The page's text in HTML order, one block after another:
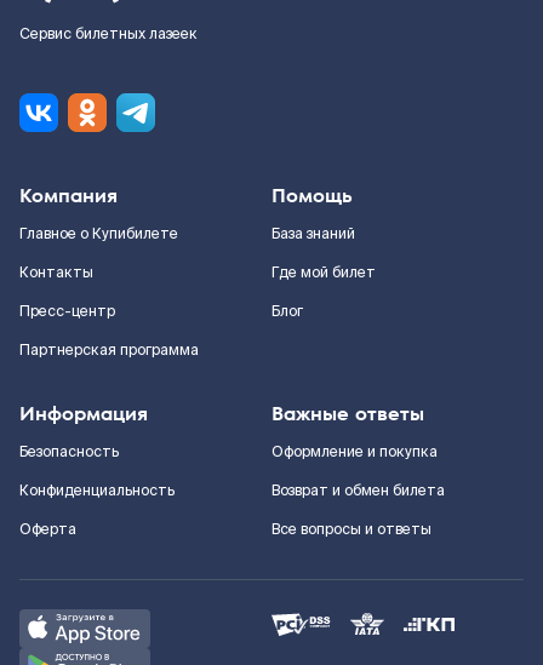
Сервис билетных лазеек
Компания
Главное о Купибилете
Контакты
Пресс-центр
Партнерская программа
Помощь
База знаний
Где мой билет
Блог
Информация
Безопасность
Конфиденциальность
Оферта
Важные ответы
Оформление и покупка
Возврат и обмен билета
Все вопросы и ответы